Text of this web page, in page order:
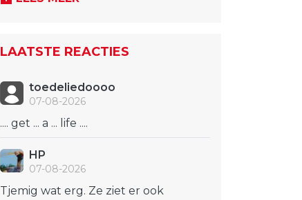
LAATSTE REACTIES
toedeliedoooo
07-08-2026
.... get ... a ... life ....
HP
07-08-2026
Tjemig wat erg. Ze ziet er ook